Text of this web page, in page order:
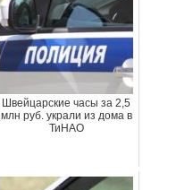
Швейцарские часы за 2,5
млн руб. украли из дома в
ТиНАО